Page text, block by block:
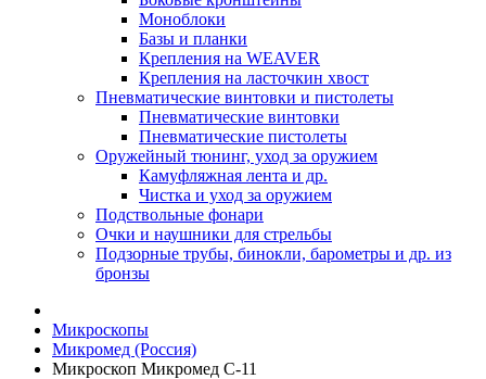
Моноблоки
Базы и планки
Крепления на WEAVER
Крепления на ласточкин хвост
Пневматические винтовки и пистолеты
Пневматические винтовки
Пневматические пистолеты
Оружейный тюнинг, уход за оружием
Камуфляжная лента и др.
Чистка и уход за оружием
Подствольные фонари
Очки и наушники для стрельбы
Подзорные трубы, бинокли, барометры и др. из
бронзы
Микроскопы
Микромед (Россия)
Микроскоп Микромед С-11